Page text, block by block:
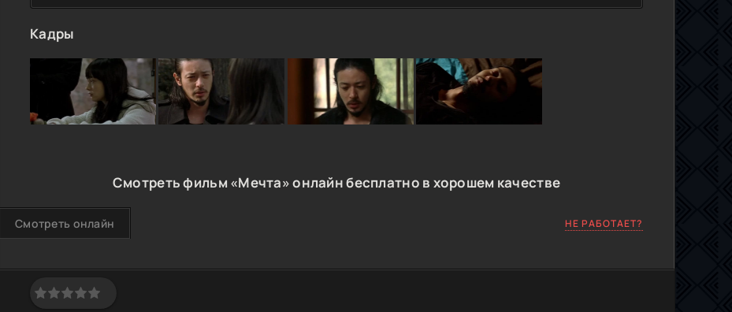
Кадры
Смотреть фильм «Мечта» онлайн бесплатно в хорошем качестве
Смотреть онлайн НЕ РАБОТАЕТ?